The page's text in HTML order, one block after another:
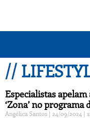
//
Especialistas
‘Zona’ no programa
Angélica Santos 24/09/2024